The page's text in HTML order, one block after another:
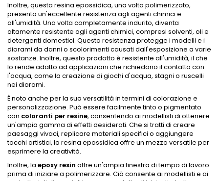
Inoltre, questa resina epossidica, una volta polimerizzato,
presenta un'eccellente resistenza agli agenti chimici e
all'umidità. Una volta completamente indurito, diventa
altamente resistente agli agenti chimici, compresi solventi, oli e
detergenti domestici. Questa resistenza protegge i modelli e i
diorami da danni o scolorimenti causati dall'esposizione a varie
sostanze. Inoltre, questo prodotto è resistente all'umidità, il che
lo rende adatto ad applicazioni che richiedono il contatto con
l'acqua, come la creazione di giochi d'acqua, stagni o ruscelli
nei diorami.
È noto anche per la sua versatilità in termini di colorazione e
personalizzazione. Può essere facilmente tinto o pigmentato
con coloranti per resine, consentendo ai modellisti di ottenere
un'ampia gamma di effetti desiderati. Che si tratti di creare
paesaggi vivaci, replicare materiali specifici o aggiungere
tocchi artistici, la resina epossidica offre un mezzo versatile per
esprimere la creatività.
Inoltre, la epoxy resin offre un'ampia finestra di tempo di lavoro
prima di iniziare a polimerizzare. Ciò consente ai modellisti e ai